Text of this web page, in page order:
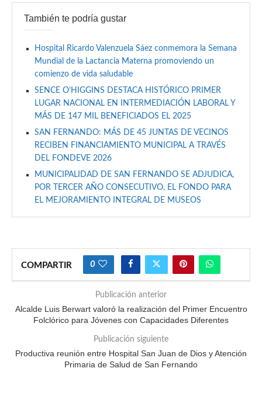
También te podría gustar
Hospital Ricardo Valenzuela Sáez conmemora la Semana
Mundial de la Lactancia Materna promoviendo un
comienzo de vida saludable
SENCE O’HIGGINS DESTACA HISTÓRICO PRIMER
LUGAR NACIONAL EN INTERMEDIACIÓN LABORAL Y
MÁS DE 147 MIL BENEFICIADOS EL 2025
SAN FERNANDO: MÁS DE 45 JUNTAS DE VECINOS
RECIBEN FINANCIAMIENTO MUNICIPAL A TRAVÉS
DEL FONDEVE 2026
MUNICIPALIDAD DE SAN FERNANDO SE ADJUDICA,
POR TERCER AÑO CONSECUTIVO, EL FONDO PARA
EL MEJORAMIENTO INTEGRAL DE MUSEOS
COMPARTIR 0
Publicación anterior
Alcalde Luis Berwart valoró la realización del Primer Encuentro
Folclórico para Jóvenes con Capacidades Diferentes
Publicación siguiente
Productiva reunión entre Hospital San Juan de Dios y Atención
Primaria de Salud de San Fernando